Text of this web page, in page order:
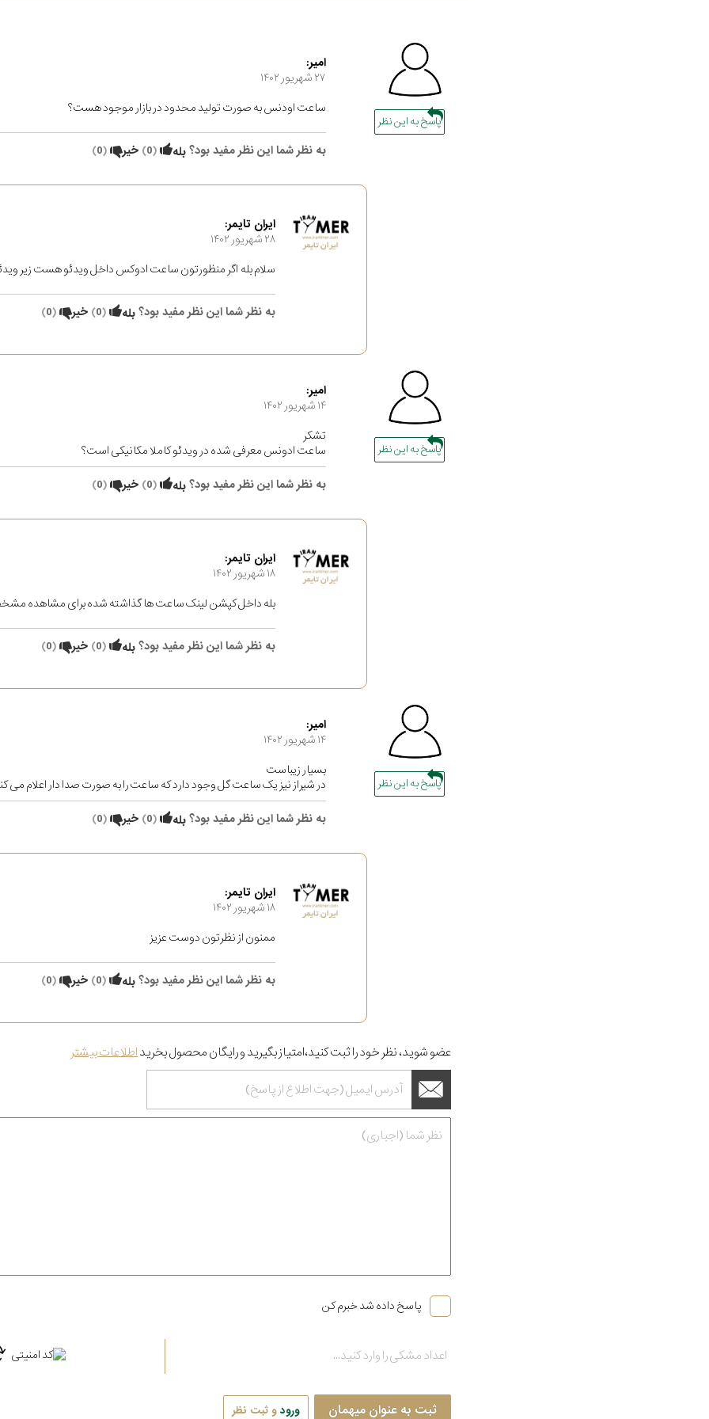
پاسخ به این نظر
امیر:
۲۷ شهریور ۱۴۰۲
ساعت اودنس به صورت تولید محدود در بازار موجود هست؟
به نظر شما این نظر مفید بود؟بله (
0
) خیر (
0
)
ایران تایمر:
۲۸ شهریور ۱۴۰۲
سلام بله اگر منظورتون ساعت ادوکس داخل ویدئو هست زیر
به نظر شما این نظر مفید بود؟بله (
0
) خیر (
0
)
پاسخ به این نظر
امیر:
۱۴ شهریور ۱۴۰۲
تشکر
ساعت ادونس معرفی شده در ویدئو کاملا مکانیکی است؟
به نظر شما این نظر مفید بود؟بله (
0
) خیر (
0
)
ایران تایمر:
۱۸ شهریور ۱۴۰۲
بله داخل کپشن لینک ساعت ها گذاشته شده برای مشاهده
به نظر شما این نظر مفید بود؟بله (
0
) خیر (
0
)
پاسخ به این نظر
امیر:
۱۴ شهریور ۱۴۰۲
بسیار زیباست
در شیراز نیز یک ساعت گل وجود دارد که ساعت را به صورت صدا دار اعلام می
به نظر شما این نظر مفید بود؟بله (
0
) خیر (
0
)
ایران تایمر:
۱۸ شهریور ۱۴۰۲
ممنون از نظرتون دوست عزیز
به نظر شما این نظر مفید بود؟بله (
0
) خیر (
0
)
عضو شوید، نظر خود را ثبت کنید،امتیاز بگیرید و رایگان محصول بخریداطلاعات بیشتر
پاسخ داده شد خبرم کن
ثبت به عنوان میهمان ورودو ثبت نظر